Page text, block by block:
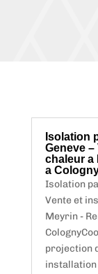
Isolation
Geneve
chaleur a
a
Isolation
Vente et
Meyrin -
projection
installation